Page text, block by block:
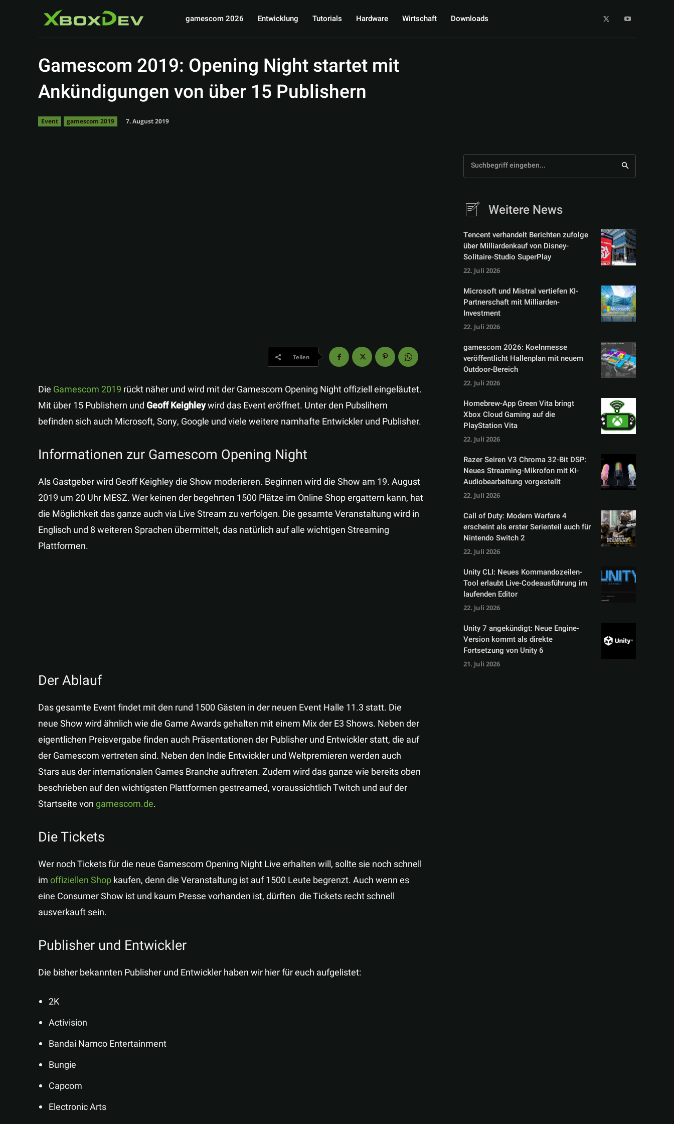
gamescom 2026 Entwicklung Tutorials Hardware Wirtschaft Downloads
Gamescom 2019: Opening Night startet mit
Ankündigungen von über 15 Publishern
Event gamescom 2019 7. August 2019
Teilen
Die Gamescom 2019 rückt näher und wird mit der Gamescom Opening Night offiziell eingeläutet.
Mit über 15 Publishern und Geoff Keighleywird das Event eröffnet. Unter den Pubslihern
befinden sich auch Microsoft, Sony, Google und viele weitere namhafte Entwickler und Publisher.
Informationen zur Gamescom Opening Night
Als Gastgeber wird Geoff Keighley die Show moderieren. Beginnen wird die Show am 19. August
2019 um 20 Uhr MESZ. Wer keinen der begehrten 1500 Plätze im Online Shop ergattern kann, hat
die Möglichkeit das ganze auch via Live Stream zu verfolgen. Die gesamte Veranstaltung wird in
Englisch und 8 weiteren Sprachen übermittelt, das natürlich auf alle wichtigen Streaming
Plattformen.
Der Ablauf
Das gesamte Event findet mit den rund 1500 Gästen in der neuen Event Halle 11.3 statt. Die
neue Show wird ähnlich wie die Game Awards gehalten mit einem Mix der E3 Shows. Neben der
eigentlichen Preisvergabe finden auch Präsentationen der Publisher und Entwickler statt, die auf
der Gamescom vertreten sind. Neben den Indie Entwickler und Weltpremieren werden auch
Stars aus der internationalen Games Branche auftreten. Zudem wird das ganze wie bereits oben
beschrieben auf den wichtigsten Plattformen gestreamed, voraussichtlich Twitch und auf der
Startseite von gamescom.de.
Die Tickets
Wer noch Tickets für die neue Gamescom Opening Night Live erhalten will, sollte sie noch schnell
imoffiziellen Shopkaufen, denn die Veranstaltung ist auf 1500 Leute begrenzt. Auch wenn es
eine Consumer Show ist und kaum Presse vorhanden ist, dürften die Tickets recht schnell
ausverkauft sein.
Publisher und Entwickler
Die bisher bekannten Publisher und Entwickler haben wir hier für euch aufgelistet:
2K
Activision
Bandai Namco Entertainment
Bungie
Capcom
Electronic Arts
Suchbegriff eingeben...
Weitere News
Tencent verhandelt Berichten zufolge
über Milliardenkauf von Disney-
Solitaire-Studio SuperPlay
22. Juli 2026
Microsoft und Mistral vertiefen KI-
Partnerschaft mit Milliarden-
Investment
22. Juli 2026
gamescom 2026: Koelnmesse
veröffentlicht Hallenplan mit neuem
Outdoor-Bereich
22. Juli 2026
Homebrew-App Green Vita bringt
Xbox Cloud Gaming auf die
PlayStation Vita
22. Juli 2026
Razer Seiren V3 Chroma 32-Bit DSP:
Neues Streaming-Mikrofon mit KI-
Audiobearbeitung vorgestellt
22. Juli 2026
Call of Duty: Modern Warfare 4
erscheint als erster Serienteil auch für
Nintendo Switch 2
22. Juli 2026
Unity CLI: Neues Kommandozeilen-
Tool erlaubt Live-Codeausführung im
laufenden Editor
22. Juli 2026
Unity 7 angekündigt: Neue Engine-
Version kommt als direkte
Fortsetzung von Unity 6
21. Juli 2026